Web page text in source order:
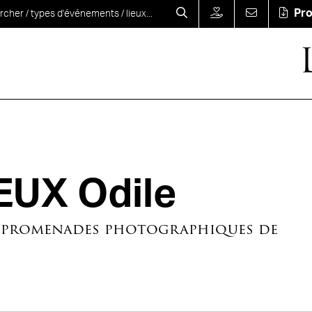
Odile
promenades photographiques de